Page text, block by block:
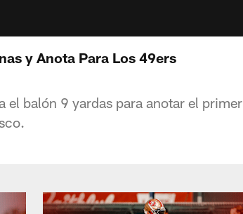
y Anota Para Los 49ers
balón 9 yardas para anotar el primer